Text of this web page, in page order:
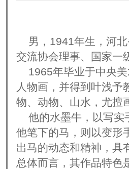
男，1941年生，河北
交流协会理事、国家一
1965年毕业于中央美
人物画，并得到叶浅予
物、动物、山水，尤擅
他的水墨牛，以写实
他笔下的马，则以变形
出马的动态和精神，具
总体而言，其作品特色